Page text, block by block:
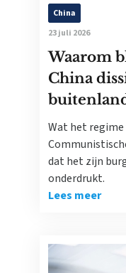
China
23 juli 2026
Waarom
China
Wat het regime
dat het zijn
onderdrukt.
Lees meer